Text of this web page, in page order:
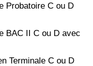
Probatoire C ou D
BAC II C ou D avec
Terminale C ou D